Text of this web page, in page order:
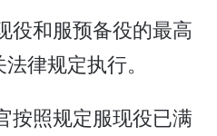
役和服预备役的最高
律规定执行。
按照规定服现役已满